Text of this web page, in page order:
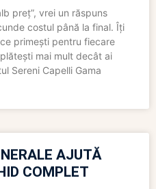
preț”, vrei un răspuns
costul până la final. Îți
primești pentru fiecare
mai mult decât ai
Sereni Capelli Gama
AJUTĂ
COMPLET